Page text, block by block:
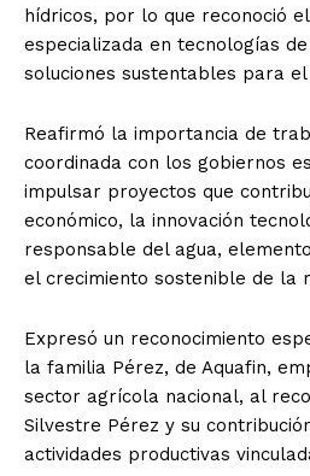
hídricos, por lo que reconoció
especializada en tecnologías
soluciones sustentables para
Reafirmó la importancia de
coordinada con los gobiernos
impulsar proyectos que
económico, la innovación
responsable del agua,
el crecimiento sostenible de la
Expresó un reconocimiento
la familia Pérez, de Aquafin,
sector agrícola nacional, al
Silvestre Pérez y su
actividades productivas